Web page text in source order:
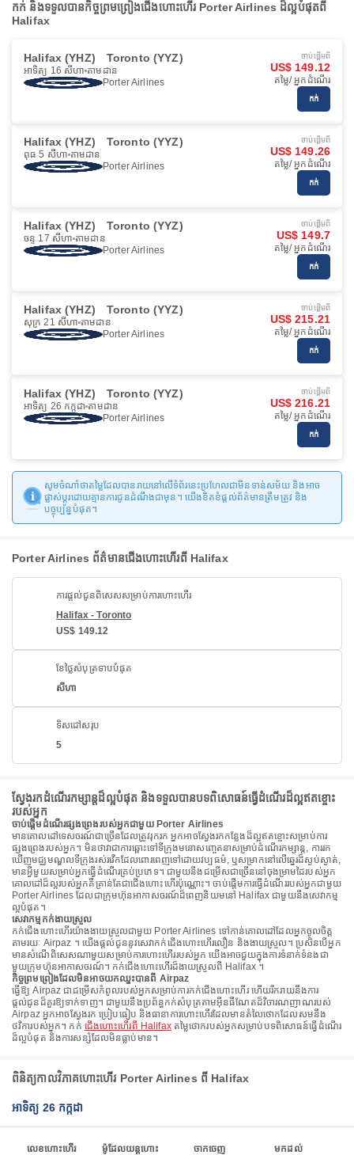
កក់ និងទទួលបានកិច្ចព្រមព្រៀងជើងហោះហើរ Porter Airlines ដ៏ល្អបំផុតពី
Halifax
Halifax (YHZ) Toronto (YYZ)
អាទិត្យ 16 សីហា តាមដាន
Porter Airlines
ចាប់ផ្ដើមពី
US$ 149.12
តម្លៃ/ អ្នកដំណើរ
កក់
Halifax (YHZ) Toronto (YYZ)
ពុធ 5 សីហា តាមដាន
Porter Airlines
ចាប់ផ្ដើមពី
US$ 149.26
តម្លៃ/ អ្នកដំណើរ
កក់
Halifax (YHZ) Toronto (YYZ)
ចន្ទ 17 សីហា តាមដាន
Porter Airlines
ចាប់ផ្ដើមពី
US$ 149.7
តម្លៃ/ អ្នកដំណើរ
កក់
Halifax (YHZ) Toronto (YYZ)
សុក្រ 21 សីហា តាមដាន
Porter Airlines
ចាប់ផ្ដើមពី
US$ 215.21
តម្លៃ/ អ្នកដំណើរ
កក់
Halifax (YHZ) Toronto (YYZ)
អាទិត្យ 26 កក្កដា តាមដាន
Porter Airlines
ចាប់ផ្ដើមពី
US$ 216.21
តម្លៃ/ អ្នកដំណើរ
កក់
សូមចំណាំថាតម្លៃដែលបានរាយនៅលើទំព័រនេះប្រហែលជាមិនទាន់សម័យ និងអាច
ផ្លាស់ប្តូរដោយគ្មានការជូនដំណឹងជាមុន។ យើងខិតខំផ្តល់ព័ត៌មានត្រឹមត្រូវ និង
បច្ចុប្បន្នបំផុត។
Porter Airlines ព័ត៌មានជើងហោះហើរពី Halifax
ការផ្តល់ជូនពិសេសសម្រាប់ការហោះហើរ
Halifax - Toronto
US$ 149.12
ខែថ្លៃសំបុត្រទាបបំផុត
សីហា
ទិសដៅសរុប
5
ស្វែងរកដំណើរកម្សាន្តដ៏ល្អបំផុត និងទទួលបានបទពិសោធន៍ធ្វើដំណើរដ៏ល្អឥតខ្ចោះ
របស់អ្នក
ចាប់ផ្តើមដំណើរផ្សងព្រេងរបស់អ្នកជាមួយ Porter Airlines
មានគោលដៅទេសចរណ៍ជាច្រើនដែលត្រូវរុករក អ្នកអាចស្វែងរកកន្លែងដ៏ល្អឥតខ្ចោះសម្រាប់ការ
ផ្សងព្រេងរបស់អ្នក។ មិនថាវាជាការឆ្ពោះទៅទីក្រុងមនោសញ្ចេតនាសម្រាប់ដំណើរកម្សាន្ត, ការរក
ឃើញមជ្ឈមណ្ឌលទីក្រុងរស់រវើកដែលពោរពេញទៅដោយវប្បធម៌, ឬសម្រាកនៅលើឆ្នេរដ៏ស្ងប់ស្ងាត់,
មានអ្វីមួយសម្រាប់អ្នកធ្វើដំណើរគ្រប់ប្រភេទ។ ជាមួយនឹងជម្រើសជាច្រើននៅចុងម្រាមដៃរបស់អ្នក
គោលដៅដ៏ល្អរបស់អ្នកគឺគ្រាន់តែជាជើងហោះហើរប៉ុណ្ណោះ។ ចាប់ផ្តើមការធ្វើដំណើររបស់អ្នកជាមួយ
Porter Airlines ដែលជាក្រុមហ៊ុនអាកាសចរណ៍ដ៏ពេញនិយមនៅ Halifax ជាមួយនឹងសេវាកម្ម
ល្អបំផុត។
សេវាកម្មកក់ងាយស្រួល
កក់ជើងហោះហើរយ៉ាងងាយស្រួលជាមួយ Porter Airlines ទៅកាន់គោលដៅដែលអ្នកចូលចិត្ត
តាមរយៈ Airpaz ។ យើងផ្តល់ជូននូវសេវាកក់ជើងហោះហើរលឿន និងងាយស្រួល។ ប្រសិនបើអ្នក
មានសំណើពិសេសណាមួយសម្រាប់ការហោះហើររបស់អ្នក យើងអាចជួយក្នុងការទំនាក់ទំនងជា
មួយក្រុមហ៊ុនអាកាសចរណ៍។ កក់ជើងហោះហើរដ៏ងាយស្រួលពី Halifax ។
កិច្ចព្រមព្រៀងដែលមិនអាចយកឈ្នះបានពី Airpaz
ធ្វើឱ្យ Airpaz ជាជម្រើសកំពូលរបស់អ្នកសម្រាប់ការកក់ជើងហោះហើរ ហើយរីករាយនឹងការ
ផ្តល់ជូនដ៏គួរឱ្យទាក់ទាញ។ ជាមួយនឹងប្រព័ន្ធកក់សំបុត្រតាមអ៊ីនធឺណែតដ៏វិចារណញាណរបស់
Airpaz អ្នកអាចស្វែងរក ប្រៀបធៀប និងធានាការហោះហើរដែលមានតំលៃថោកដែលសមនឹង
ថវិការបស់អ្នក។ កក់ ជើងហោះហើរពី Halifaxតម្លៃថោករបស់អ្នកសម្រាប់បទពិសោធន៍ធ្វើដំណើរ
ដ៏ល្អបំផុត និងការសន្សំដែលមិនធ្លាប់មាន។
ពិនិត្យកាលវិភាគហោះហើរ Porter Airlines ពី Halifax
អាទិត្យ 26 កក្កដា
លេខហោះហើរ ម៉ូដែលយន្តហោះ ចាកចេញ មកដល់